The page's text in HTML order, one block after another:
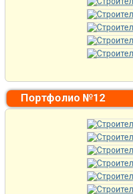
Портфолио №12